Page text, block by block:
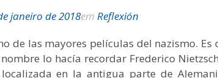
janeiro de 2018em Reflexión
de las mayores películas del nazismo. Es
lo hacía recordar Frederico
en la antigua parte de